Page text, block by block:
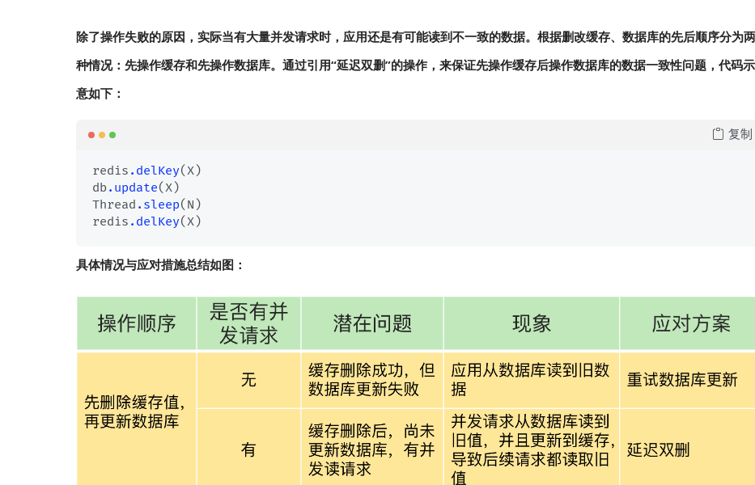
除了操作失败的原因，实际当有大量并发请求时，应用还是有可能读到不一致的数据。根据删改缓存、数据库的先后顺序分为两
种情况：先操作缓存和先操作数据库。通过引用“延迟双删”的操作，来保证先操作缓存后操作数据库的数据一致性问题，代码示
意如下：
redis .delKey(X)
db.update(X)
Thread .sleep(N)
redis .delKey
复制
具体情况与应对措施总结如图：